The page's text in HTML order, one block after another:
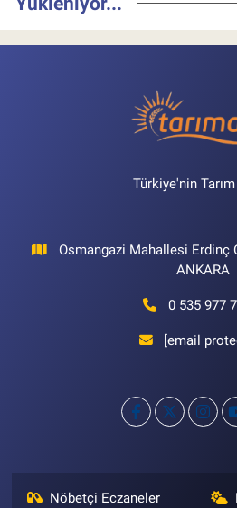
Türkiye'nin
Osmangazi Mahallesi Erdinç
ANKARA
0 535 977
[email
Nöbetçi Eczaneler